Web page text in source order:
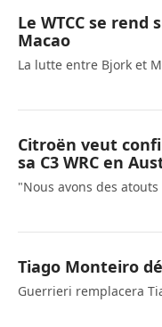
Le WTCC se
Macao
La lutte entre Bjork et
Citroën veut
sa C3 WRC en
"Nous avons des
Tiago Monteiro
Guerrieri remplacera